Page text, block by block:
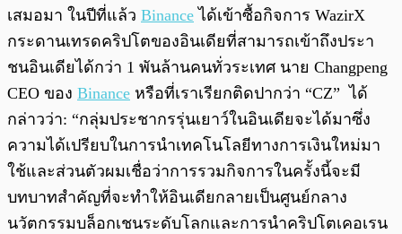
เสมอมา ในปีที่แล้ว Binance ได้เข้าซื้อกิจการ WazirX
กระดานเทรดคริปโตของอินเดียที่สามารถเข้าถึงประา
ชนอินเดียได้กว่า 1 พันล้านคนทั่วระเทศ นาย Changpeng
CEO ของ Binance หรือที่เราเรียกติดปากว่า “CZ” ได้
กล่าวว่า: “กลุ่มประชากรรุ่นเยาว์ในอินเดียจะได้มาซึ่ง
ความได้เปรียบในการนำเทคโนโลยีทางการเงินใหม่มา
ใช้และส่วนตัวผมเชื่อว่าการรวมกิจการในครั้งนี้จะมี
บทบาทสำคัญที่จะทำให้อินเดียกลายเป็นศูนย์กลาง
นวัตกรรมบล็อกเชนระดับโลกและการนำคริปโตเคอเรน